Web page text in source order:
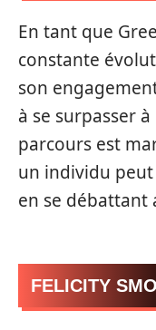
En tant que
constante
son
à se surpasser
parcours est
un individu
en se débattant
FELICITY